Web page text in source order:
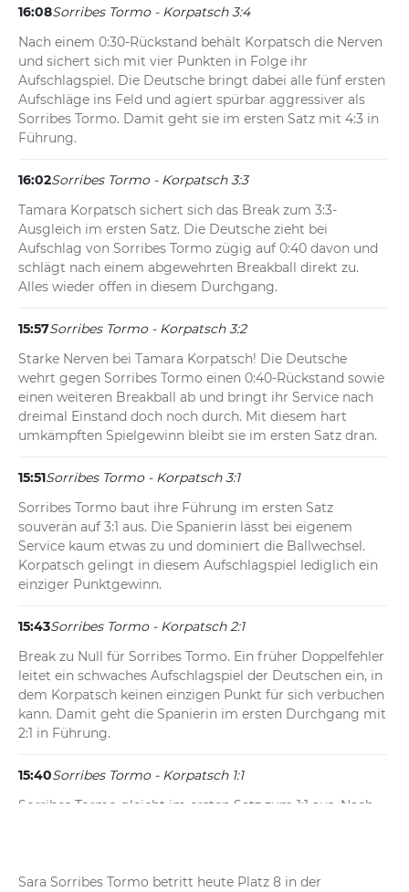
16:08Sorribes Tormo - Korpatsch 3:4
Nach einem 0:30-Rückstand behält Korpatsch die Nerven
und sichert sich mit vier Punkten in Folge ihr
Aufschlagspiel. Die Deutsche bringt dabei alle fünf ersten
Aufschläge ins Feld und agiert spürbar aggressiver als
Sorribes Tormo. Damit geht sie im ersten Satz mit 4:3 in
Führung.
16:02Sorribes Tormo - Korpatsch 3:3
Tamara Korpatsch sichert sich das Break zum 3:3-
Ausgleich im ersten Satz. Die Deutsche zieht bei
Aufschlag von Sorribes Tormo zügig auf 0:40 davon und
schlägt nach einem abgewehrten Breakball direkt zu.
Alles wieder offen in diesem Durchgang.
15:57Sorribes Tormo - Korpatsch 3:2
Starke Nerven bei Tamara Korpatsch! Die Deutsche
wehrt gegen Sorribes Tormo einen 0:40-Rückstand sowie
einen weiteren Breakball ab und bringt ihr Service nach
dreimal Einstand doch noch durch. Mit diesem hart
umkämpften Spielgewinn bleibt sie im ersten Satz dran.
15:51Sorribes Tormo - Korpatsch 3:1
Sorribes Tormo baut ihre Führung im ersten Satz
souverän auf 3:1 aus. Die Spanierin lässt bei eigenem
Service kaum etwas zu und dominiert die Ballwechsel.
Korpatsch gelingt in diesem Aufschlagspiel lediglich ein
einziger Punktgewinn.
15:43Sorribes Tormo - Korpatsch 2:1
Break zu Null für Sorribes Tormo. Ein früher Doppelfehler
leitet ein schwaches Aufschlagspiel der Deutschen ein, in
dem Korpatsch keinen einzigen Punkt für sich verbuchen
kann. Damit geht die Spanierin im ersten Durchgang mit
2:1 in Führung.
15:40Sorribes Tormo - Korpatsch 1:1
Sorribes Tormo gleicht im ersten Satz zum 1:1 aus. Nach
mehr zum Zug.
Sara Sorribes Tormo betritt heute Platz 8 in der